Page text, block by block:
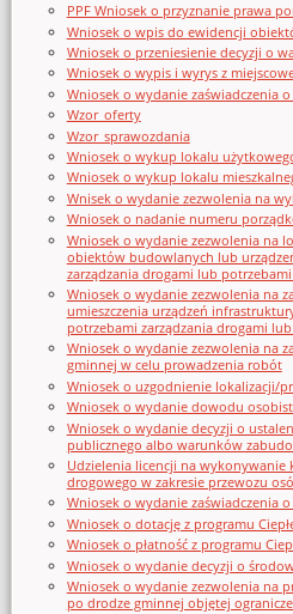
PPF Wniosek o przyznanie prawa
Wniosek o wpis do ewidencji
Wniosek o przeniesienie decyzji o
Wniosek o wypis i wyrys z
Wniosek o wydanie zaświadczenia
Wzor_oferty
Wzor_sprawozdania
Wniosek o wykup lokalu
Wniosek o wykup lokalu
Wnisek o wydanie zezwolenia na
Wniosek o nadanie numeru
Wniosek o wydanie zezwolenia na
obiektów budowlanych lub
zarządzania drogami lub
Wniosek o wydanie zezwolenia na
umieszczenia urządzeń
potrzebami zarządzania drogami
Wniosek o wydanie zezwolenia na
gminnej w celu prowadzenia robót
Wniosek o uzgodnienie lokalizacji/
Wniosek o wydanie dowodu
Wniosek o wydanie decyzji o
publicznego albo warunków
Udzielenia licencji na wykonywanie
drogowego w zakresie przewozu
Wniosek o wydanie zaświadczenia
Wniosek o dotację z programu
Wniosek o płatność z programu
Wniosek o wydanie decyzji o
Wniosek o wydanie zezwolenia na
po drodze gminnej objętej